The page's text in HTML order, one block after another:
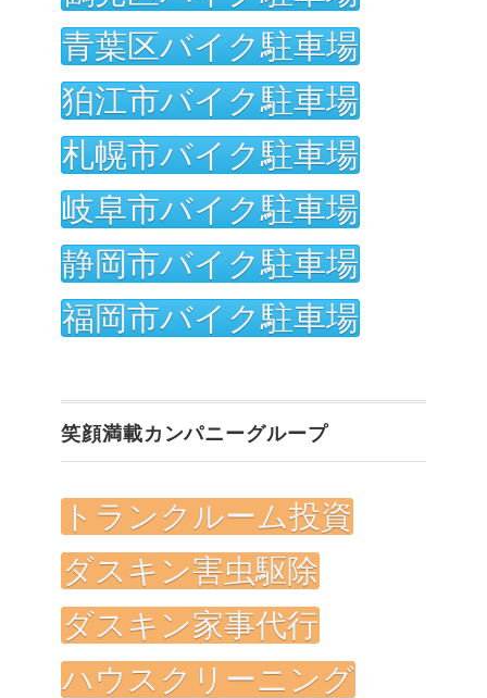
青葉区バイク駐車場
狛江市バイク駐車場
札幌市バイク駐車場
岐阜市バイク駐車場
静岡市バイク駐車場
福岡市バイク駐車場
笑顔満載カンパニーグループ
トランクルーム投資
ダスキン害虫駆除
ダスキン家事代行
ハウスクリーニング